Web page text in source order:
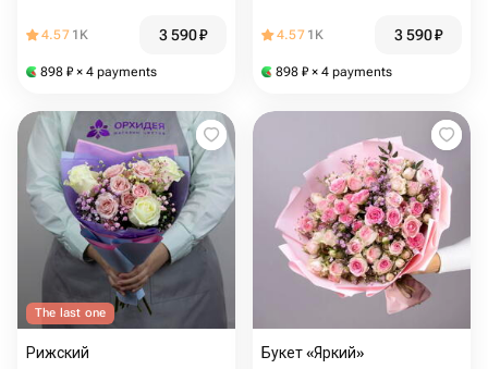
4.57 1K 3 590₽
898 ₽ × 4 payments
4.57 1K 3 590₽
898 ₽ × 4 payments
The last one
Рижский Букет «Яркий»